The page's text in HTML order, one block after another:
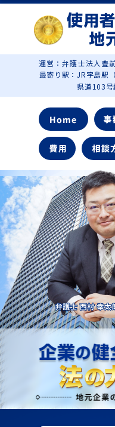
運営：弁護士法人豊
最寄り駅：JR宇島駅
県道103号線に